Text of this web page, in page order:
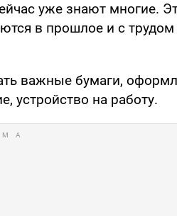
уже знают многие.
в прошлое и с трудом
важные бумаги,
устройство на работу.